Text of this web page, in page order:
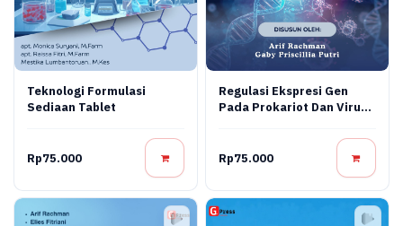
Teknologi Formulasi
Sediaan Tablet
Rp75.000
Regulasi Ekspresi Gen
Pada Prokariot Dan Virus:
Mekanisme Regulasi, Dan
Aplikasi Bioteknologi
Rp75.000